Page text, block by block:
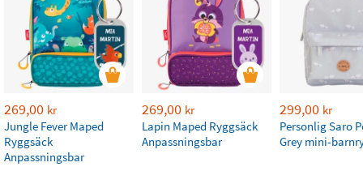
269,00 kr
Jungle Fever Maped
Ryggsäck
Anpassningsbar
269,00 kr
Lapin Maped Ryggsäck
Anpassningsbar
299,00 kr
Personlig Saro
Grey mini-